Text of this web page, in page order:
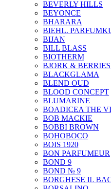
BEVERLY HILLS
BEYONCE
BHARARA
BIEHL.
BIJAN
BILL BLASS
BIOTHERM
BJORK & BERRIES
BLACKGLAMA
BLEND OUD
BLOOD CONCEPT
BLUMARINE
BOADICEA THE
BOB MACKIE
BOBBI BROWN
BOHOBOCO
BOIS 1920
BON PARFUMEUR
BOND 9
BOND № 9
BORGHESE IL